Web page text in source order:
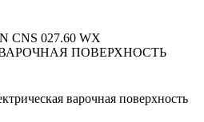
CNS 027.60 WX
ПОВЕРХНОСТЬ
варочная поверхность